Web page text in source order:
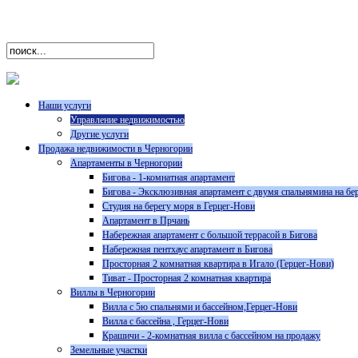
Наши услуги
Управление недвижимостью
Другие услуги
Продажа недвижимости в Черногории
Апартаменты в Черногории
Бигова - 1-комнатная апартамент
Бигова - Эксклюзивная aпартамент с двумя спальнямина на
Студия на берегу моря в Герцег-Нови
Апартамент в Прчань
Набережная aпартамент с большой террасой в Бигова
Набережная пентхаус aпартамент в Бигова
Просторная 2 комнатная квартира в Игало (Герцег-Нови)
Тиват - Просторная 2 комнатная квартира
Виллы в Черногории
Bилла с 5ю спальнями и бассейном,Герцег-Нови
Вилла c бассейна , Герцег-Нови
Крашичи - 2-комнатная вилла с бассейном на продажу
Земельные участки